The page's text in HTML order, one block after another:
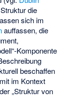
die
sich im
auffassen, die
Komponente
beschaffen
im Kontext
„Struktur von